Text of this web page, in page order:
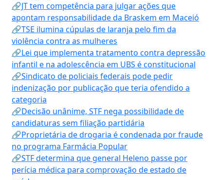
🔗JT tem competência para julgar ações que
apontam responsabilidade da Braskem em Maceió
🔗TSE ilumina cúpulas de laranja pelo fim da
violência contra as mulheres
🔗Lei que implementa tratamento contra depressão
infantil e na adolescência em UBS é constitucional
🔗Sindicato de policiais federais pode pedir
indenização por publicação que teria ofendido a
categoria
🔗Decisão unânime, STF nega possibilidade de
candidaturas sem filiação partidária
🔗Proprietária de drogaria é condenada por fraude
no programa Farmácia Popular
🔗STF determina que general Heleno passe por
perícia médica para comprovação de estado de